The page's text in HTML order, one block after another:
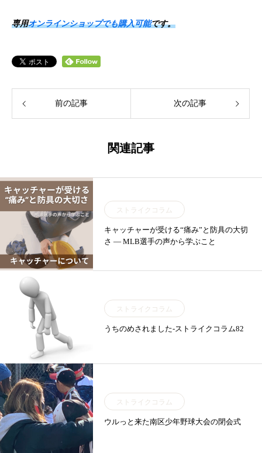
専用オンラインショップでも購入可能です。
前の記事 次の記事
関連記事
ストライクコラム
キャッチャーが受ける“痛み”と防具の大切
さ ― MLB選手の声から学ぶこと
ストライクコラム
うちのめされました-ストライクコラム82
ストライクコラム
ウルっと来た南区少年野球大会の閉会式